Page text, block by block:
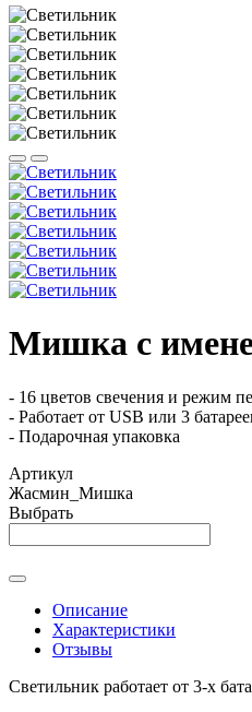
Мишка с
- 16 цветов свечения и режим
- Работает от USB или 3
- Подарочная упаковка
Артикул
Жасмин_Мишка
Выбрать
Описание
Характеристики
Отзывы
Светильник работает от 3-х